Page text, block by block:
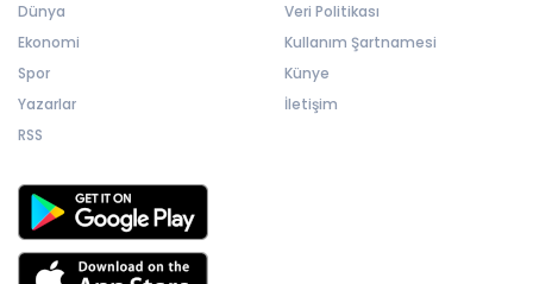
Dünya
Ekonomi
Spor
Yazarlar
RSS
Veri Politikası
Kullanım Şartnamesi
Künye
İletişim